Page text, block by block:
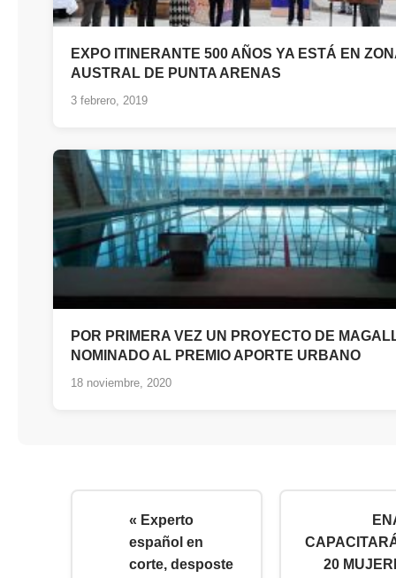
EXPO ITINERANTE 500 AÑOS YA ESTÁ EN
AUSTRAL DE PUNTA ARENAS
3 febrero, 2019
POR PRIMERA VEZ UN PROYECTO DE
NOMINADO AL PREMIO APORTE URBANO
18 noviembre, 2020
« Experto
español en
corte, desposte
20